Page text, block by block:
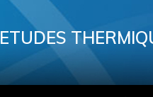
ETUDES